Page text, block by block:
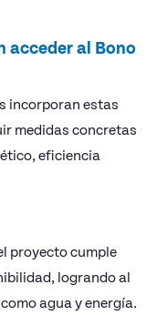
acceder al Bono
incorporan estas
medidas concretas
eficiencia
proyecto cumple
logrando al
agua y energía.